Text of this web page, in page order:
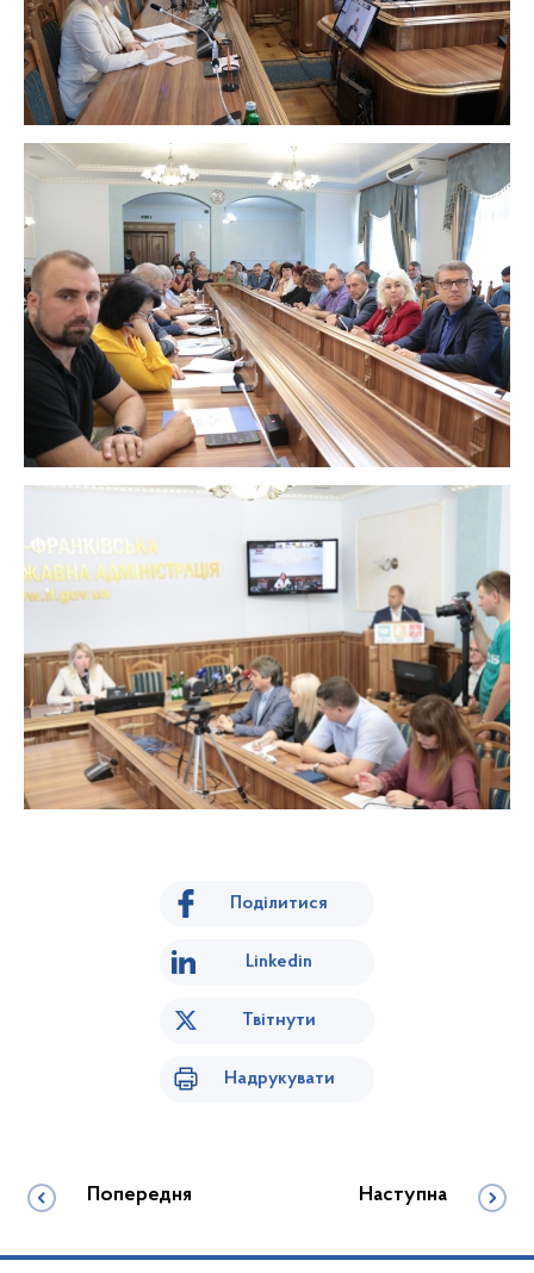
Поділитися
Linkedin
Твітнути
Надрукувати
Попередня Наступна